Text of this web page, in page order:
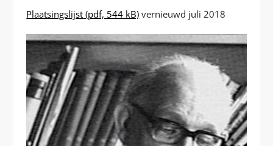
Plaatsingslijst (pdf, 544 kB) vernieuwd juli 2018